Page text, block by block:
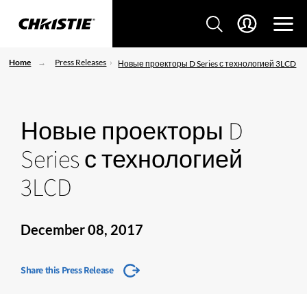
Home Press Releases Новые проекторы D Series с технологией 3LCD
Новые проекторы D
Series с технологией
3LCD
December 08, 2017
Share this Press Release